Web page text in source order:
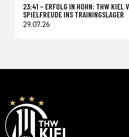
23:41 – ERFOLG IN HOHN: THW KIEL
SPIELFREUDE INS TRAININGSLAGER
29.07.26